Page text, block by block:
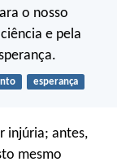
o nosso
e pela
esperança
injúria; antes,
mesmo